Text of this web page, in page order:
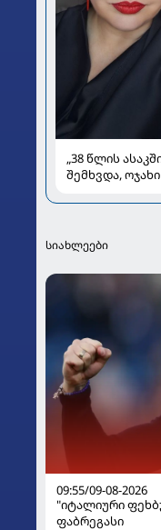
„38 წლის
შემხვდა,
სიახლეები
09:55/09-08-2026
"იტალიური
ფაბრეგასი